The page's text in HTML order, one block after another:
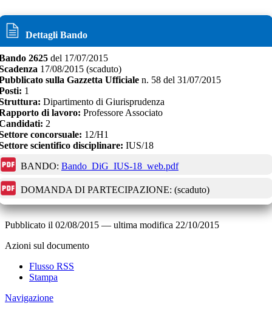
Dettagli Bando
2625 del 17/07/2015
17/08/2015 (scaduto)
sulla Gazzetta Ufficiale n. 58 del 31/07/2015
1
Dipartimento di Giurisprudenza
di lavoro: Professore Associato
2
concorsuale: 12/H1
scientifico disciplinare: IUS/18
BANDO: Bando_DiG_IUS-18_web.pdf
DOMANDA DI PARTECIPAZIONE: (scaduto)
Pubblicato il 02/08/2015 — ultima modifica 22/10/2015
Azioni sul documento
Flusso RSS
Stampa
Navigazione